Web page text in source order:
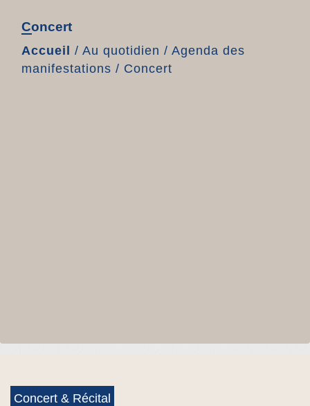
Concert
Accueil / Au quotidien / Agenda des
manifestations / Concert
Concert & Récital